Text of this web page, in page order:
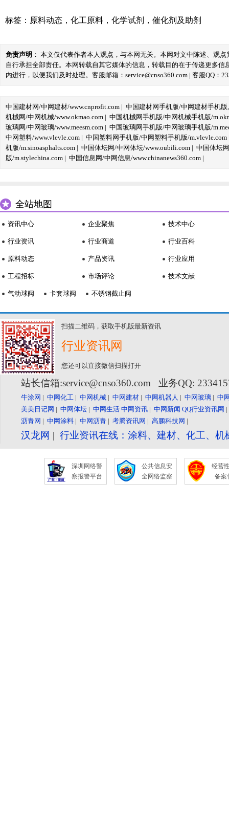
标签： 原料动态 ， 化工原料 ， 化学试剂 ， 催化剂及助剂
免责声明 ： 本文仅代表作者本人观点，与本网无关。本网对文中陈述、观
自行承担全部责任。本网转载自其它媒体的信息，转载目的在于传递更多
内进行，以便我们及时处理。客服邮箱：service@cnso360.com | 客服QQ：
中国建材网/中网建材/www.cnprofit.com | 中国建材网手机版/中网建材手机版
机械网/中网机械/www.okmao.com | 中国机械网手机版/中网机械手机版/
玻璃网/中网玻璃/www.meesm.com | 中国玻璃网手机版/中网玻璃手机版/
中网塑料/www.vlevle.com | 中国塑料网手机版/中网塑料手机版/m.vlevle.com
机版/m.sinoasphalts.com | 中国体坛网/中网体坛/www.oubili.com | 中国体坛
版/m.stylechina.com | 中国信息网/中网信息/www.chinanews360.com |
全站地图
资讯中心
行业资讯
原料动态
工程招标
企业聚焦
行业商道
产品资讯
市场评论
技术中心
行业百科
行业应用
技术文献
气动球阀 卡套球阀 不锈钢截止阀
扫描二维码，获取手机版最新资讯
行业资讯网
您还可以直接微信扫描打开
站长信箱:service@cnso360.com 业务QQ:
牛涂网 | 中网化工 | 中网机械 | 中网建材 | 中网机器人 | 中网玻璃 | 中
美美日记网 | 中网体坛 | 中网生活 中网资讯 | 中网新闻 QQ行业资讯网
沥青网 | 中网涂料 | 中网沥青 | 考腾资讯网 | 高鹏科技网 |
汉龙网 | 行业资讯在线：涂料、建材、化工、
深圳网络警
察报警平台
公共信息安
全网络监察
经营
备案